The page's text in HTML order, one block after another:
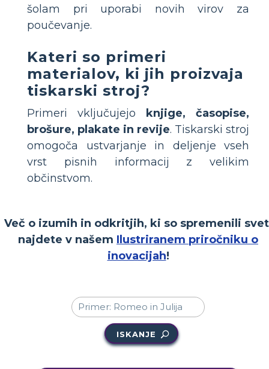
šolam pri uporabi novih virov za
poučevanje.
Kateri so primeri
materialov, ki jih proizvaja
tiskarski stroj?
Primeri vključujejo
knjige, časopise,
brošure, plakate in revije. Tiskarski stroj
omogoča ustvarjanje in deljenje vseh
vrst pisnih informacij z velikim
občinstvom.
Več o izumih in odkritjih, ki so spremenili
najdete v našem Ilustriranem priročniku o
inovacijah!
ISKANJE